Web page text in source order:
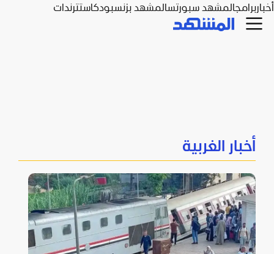
أخباربرامجالمشهد سبورتسالمشهد بزنسبودكاستترندات
أخبار الغربية